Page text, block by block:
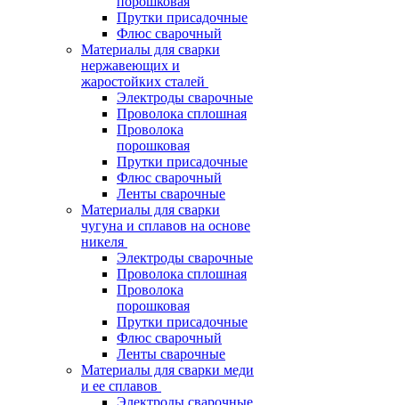
Прутки присадочные
Флюс сварочный
Материалы для сварки
нержавеющих и
жаростойких сталей
Электроды сварочные
Проволока сплошная
Проволока
порошковая
Прутки присадочные
Флюс сварочный
Ленты сварочные
Материалы для сварки
чугуна и сплавов на основе
никеля
Электроды сварочные
Проволока сплошная
Проволока
порошковая
Прутки присадочные
Флюс сварочный
Ленты сварочные
Материалы для сварки меди
и ее сплавов
Электроды сварочные